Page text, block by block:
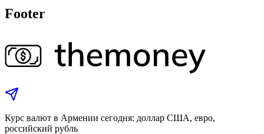
Footer
Курс валют в Армении сегодня: доллар США, евро,
российский рубль